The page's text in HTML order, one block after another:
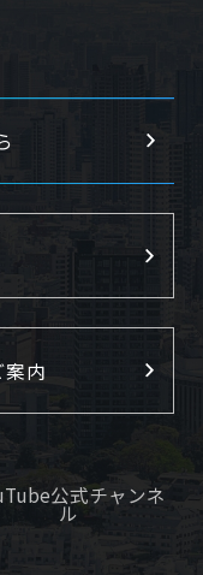
案内
公式チャンネ
ル